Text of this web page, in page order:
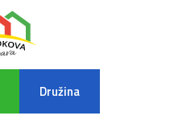
Družina